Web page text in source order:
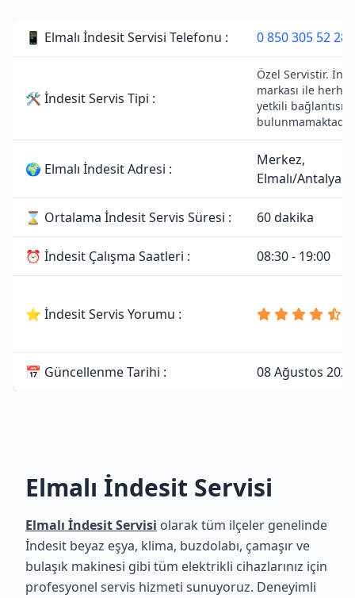
📱 Elmalı İndesit Servisi Telefonu : 0 850 305 52 28
🛠 İndesit Servis Tipi :
Özel Servistir.
markası ile
yetkili bağlantısı
bulunmamaktadır.
🌍 Elmalı İndesit Adresi :
Merkez,
Elmalı/Antalya
⌛ Ortalama İndesit Servis Süresi : 60 dakika
⏰ İndesit Çalışma Saatleri : 08:30 - 19:00
⭐ İndesit Servis Yorumu :
📅 Güncellenme Tarihi : 08 Ağustos 2026
Elmalı İndesit Servisi
Elmalı İndesit Servisi olarak tüm ilçeler genelinde
İndesit beyaz eşya, klima, buzdolabı, çamaşır ve
bulaşık makinesi gibi tüm elektrikli cihazlarınız için
profesyonel servis hizmeti sunuyoruz. Deneyimli